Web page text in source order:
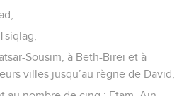
Sousim, à Beth-Bireï et à
villes jusqu’au règne de David,